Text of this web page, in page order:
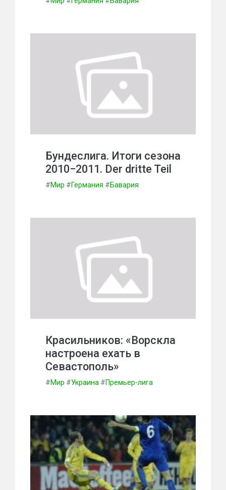
Бундеслига. Итоги сезона
2010−2011. Der dritte Teil
#Мир #Германия #Бавария
Красильников: «Ворскла
настроена ехать в
Севастополь»
#Мир #Украина #Премьер-лига